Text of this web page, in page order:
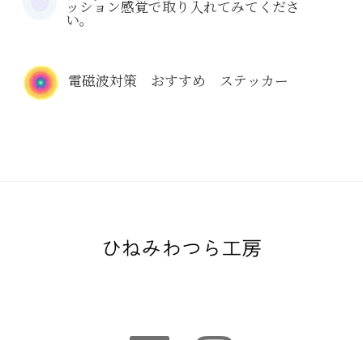
ッション感覚で取り入れてみてくださ
い。
電磁波対策 おすすめ ステッカー